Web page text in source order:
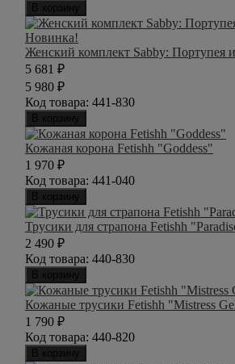
В корзину
Новинка!
Женский комплект Sabby: Портупея
5 681 ₽
5 980 ₽
Код товара: 441-830
В корзину
Кожаная корона Fetishh "Goddess"
1 970 ₽
Код товара: 441-040
В корзину
Трусики для страпона Fetishh
2 490 ₽
Код товара: 440-830
В корзину
Кожаные трусики Fetishh "Mistress
1 790 ₽
Код товара: 440-820
В корзину